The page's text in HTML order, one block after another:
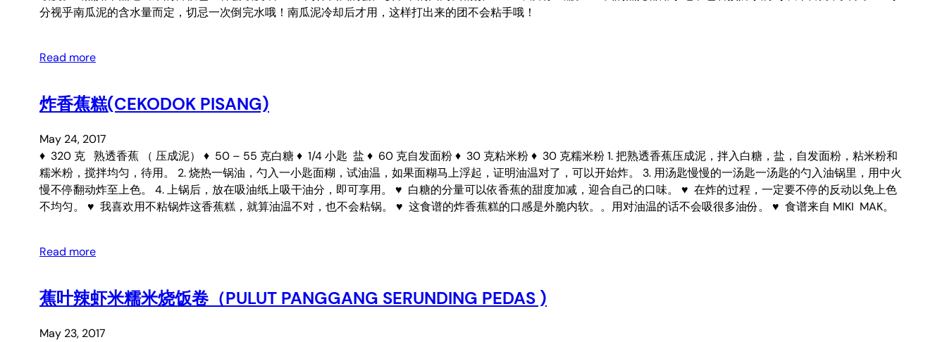
分视乎南瓜泥的含水量而定，切忌一次倒完水哦！南瓜泥冷却后才用，这样打出来的团不会粘手哦！
Read more
炸香蕉糕(CEKODOK PISANG)
May 24, 2017
♦ 320 克 熟透香蕉 （ 压成泥） ♦ 50 – 55 克白糖 ♦ 1/4 小匙 盐 ♦ 60 克自发面粉 ♦ 30 克粘米粉 ♦ 30 克糯米粉 1. 把熟透香蕉压成泥，拌入白糖，盐，自发面粉，粘米粉和
糯米粉，搅拌均匀，待用。 2. 烧热一锅油，勺入一小匙面糊，试油温，如果面糊马上浮起，证明油温对了，可以开始炸。 3. 用汤匙慢慢的一汤匙一汤匙的勺入油锅里，用中火
慢不停翻动炸至上色。 4. 上锅后，放在吸油纸上吸干油分，即可享用。 ♥ 白糖的分量可以依香蕉的甜度加减，迎合自己的口味。 ♥ 在炸的过程，一定要不停的反动以免上色
不均匀。 ♥ 我喜欢用不粘锅炸这香蕉糕，就算油温不对，也不会粘锅。 ♥ 这食谱的炸香蕉糕的口感是外脆内软。。用对油温的话不会吸很多油份。 ♥ 食谱来自 MIKI MAK。
Read more
蕉叶辣虾米糯米烧饭卷（PULUT PANGGANG SERUNDING PEDAS )
May 23, 2017